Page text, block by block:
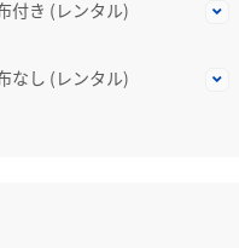
付き (レンタル)
なし (レンタル)